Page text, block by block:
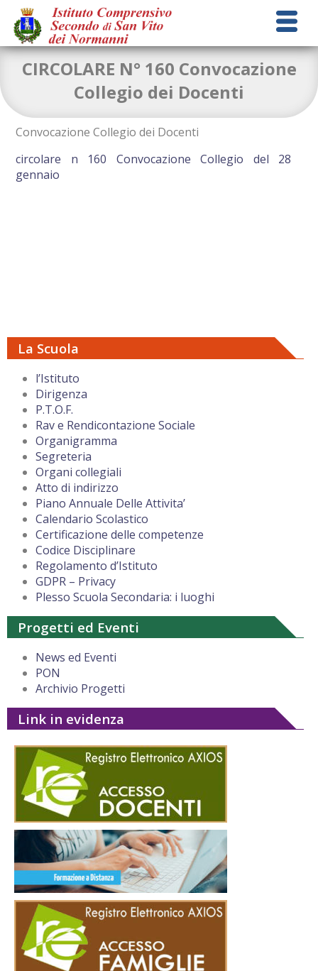
La Scuola
l’Istituto
Dirigenza
P.T.O.F.
Rav e Rendicontazione Sociale
Organigramma
Segreteria
Organi collegiali
Atto di indirizzo
Piano Annuale Delle Attivita’
Calendario Scolastico
Certificazione delle competenze
Codice Disciplinare
Regolamento d’Istituto
GDPR – Privacy
Plesso Scuola Secondaria: i luoghi
Progetti ed Eventi
News ed Eventi
PON
Archivio Progetti
Link in evidenza
CIRCOLARE N° 160 Convocazione
Collegio dei Docenti
Convocazione Collegio dei Docenti
circolare n 160 Convocazione Collegio del 28
gennaio